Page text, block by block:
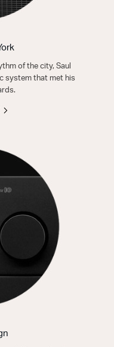
of the city, Saul
system that met his